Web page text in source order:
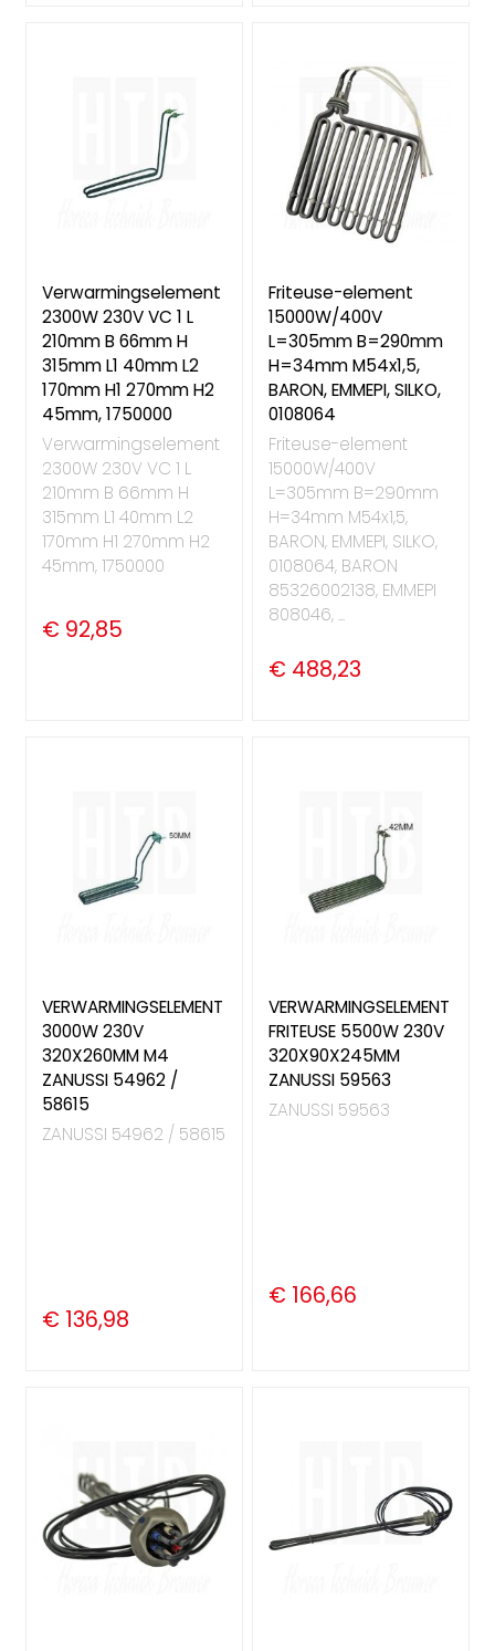
Verwarmingselement
2300W 230V VC 1 L
210mm B 66mm H
315mm L1 40mm L2
170mm H1 270mm H2
45mm, 1750000
Verwarmingselement
2300W 230V VC 1 L
210mm B 66mm H
315mm L1 40mm L2
170mm H1 270mm H2
45mm, 1750000
€ 92,85
Friteuse-element
15000W/400V
L=305mm B=290mm
H=34mm M54x1,5,
BARON, EMMEPI, SILKO,
0108064
Friteuse-element
15000W/400V
L=305mm B=290mm
H=34mm M54x1,5,
BARON, EMMEPI, SILKO,
0108064, BARON
85326002138, EMMEPI
808046, ...
€ 488,23
VERWARMINGSELEMENT
3000W 230V
320X260MM M4
ZANUSSI 54962 /
58615
ZANUSSI 54962 / 58615
€ 136,98
VERWARMINGSELEMENT
FRITEUSE 5500W 230V
320X90X245MM
ZANUSSI 59563
ZANUSSI 59563
€ 166,66